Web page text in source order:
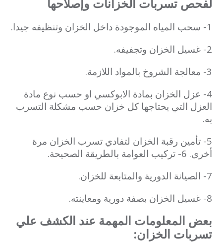
لفحص تسربات الخزانات وإصلاحها
1- سحب المياه الموجودة داخل الخزان وتنظيفه جيدا.
2- غسيل الخزان وتجفيفه.
3- معالجة الشروخ بالمواد اللازمة.
4- عزل الخزان بمادة الابوكسي او حسب نوع مادة
العزل التي يحتاجها كل خزان حسب مشكلة التسرب
به.
5- تأمين رقبة الخزان لتفادي تسرب الخزان مرة
أخرى. 6- تركيب العوامة بالطريقة الصحيحة.
7- الصيانة الدورية والمتابعة للخزان.
8- غسيل الخزان بصفة دورية ومعاينته.
بعض المعلومات المهمة عند الكشف علي
تسربات الخزان: